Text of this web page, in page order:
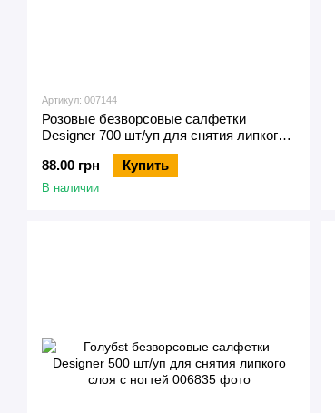
Артикул: 007144
Розовые безворсовые салфетки
Designer 700 шт/уп для снятия липкого
слоя с ногтей
88.00 грн
Купить
В наличии